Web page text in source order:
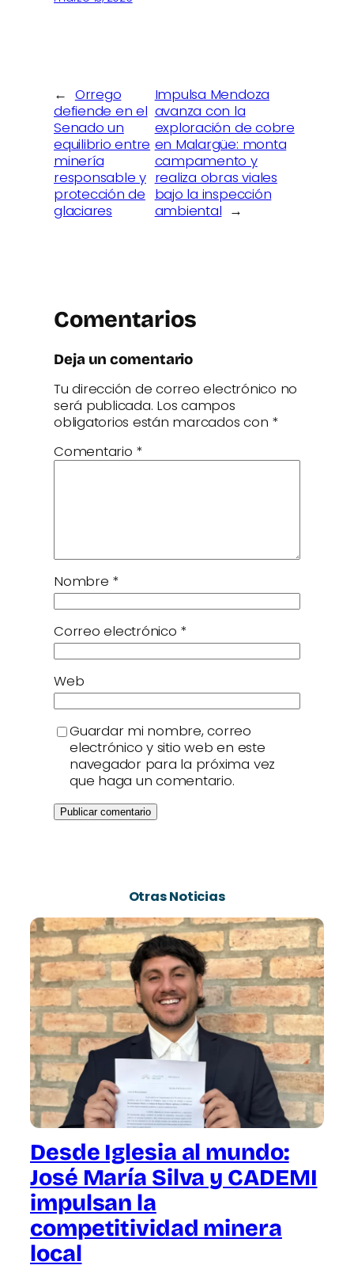
← Orrego
defiende en el
Senado un
equilibrio entre
minería
responsable y
protección de
glaciares
Impulsa Mendoza
avanza con la
exploración de cobre
en Malargüe: monta
campamento y
realiza obras viales
bajo la inspección
ambiental →
Comentarios
Deja un comentario
Tu dirección de correo electrónico no
será publicada. Los campos
obligatorios están marcados con *
Comentario *
Nombre *
Correo electrónico *
Web
Guardar mi nombre, correo
electrónico y sitio web en este
navegador para la próxima vez
que haga un comentario.
Otras Noticias
Desde Iglesia al mundo:
José María Silva y CADEMI
impulsan la
competitividad minera
local